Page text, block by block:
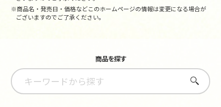
※商品名・発売日・価格などこのホームページの情報は変更になる場合が
ございますのでご了承ください。
商品を探す
さがす